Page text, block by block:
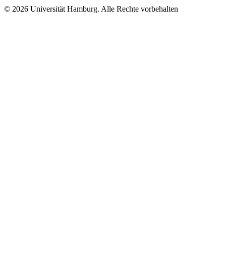
© 2026 Universität Hamburg. Alle Rechte vorbehalten